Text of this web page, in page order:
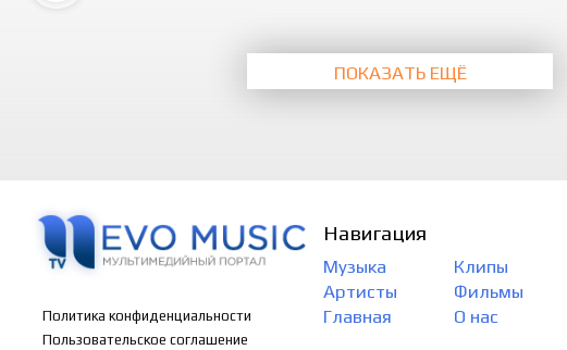
ПОКАЗАТЬ ЕЩЁ
Политика конфиденциальности
Пользовательское соглашение
Навигация
Музыка Клипы
Артисты
Фильмы
Главная
О нас